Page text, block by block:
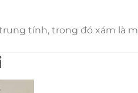
tính, trong đó xám là